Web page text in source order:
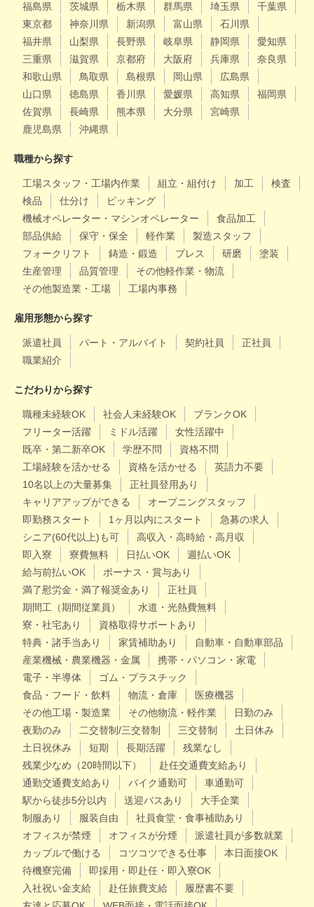
福島県
茨城県 栃木県 群馬県 埼玉県
千葉県
東京都
神奈川県 新潟県 富山県
石川県
福井県
山梨県 長野県 岐阜県 静岡県
愛知県
三重県
滋賀県 京都府 大阪府 兵庫県
奈良県
和歌山県
鳥取県 島根県 岡山県
広島県
山口県
徳島県 香川県 愛媛県 高知県
福岡県
佐賀県
長崎県 熊本県 大分県
宮崎県
鹿児島県
沖縄県
職種から探す
工場スタッフ・工場内作業 組立・組付け 加工
検査
検品
仕分け
ピッキング
機械オペレーター・マシンオペレーター
食品加工
部品供給
保守・保全 軽作業
製造スタッフ
フォークリフト
鋳造・鍛造 プレス 研磨
塗装
生産管理
品質管理
その他軽作業・物流
その他製造業・工場
工場内事務
雇用形態から探す
派遣社員 パート・アルバイト 契約社員
正社員
職業紹介
こだわりから探す
職種未経験OK 社会人未経験OK
ブランクOK
フリーター活躍
ミドル活躍
女性活躍中
既卒・第二新卒OK
学歴不問
資格不問
工場経験を活かせる
資格を活かせる
英語力不要
10名以上の大量募集
正社員登用あり
キャリアアップができる
オープニングスタッフ
即勤務スタート
1ヶ月以内にスタート
急募の求人
シニア(60代以上)も可
高収入・高時給・高月収
即入寮
寮費無料 日払いOK
週払いOK
給与前払いOK
ボーナス・賞与あり
満了慰労金・満了報奨金あり
正社員
期間工（期間従業員）
水道・光熱費無料
寮・社宅あり
資格取得サポートあり
特典・諸手当あり
家賃補助あり
自動車・自動車部品
産業機械・農業機器・金属
携帯・パソコン・家電
電子・半導体
ゴム・プラスチック
食品・フード・飲料
物流・倉庫
医療機器
その他工場・製造業
その他物流・軽作業
日勤のみ
夜勤のみ
二交替制/三交替制 三交替制
土日休み
土日祝休み
短期 長期活躍
残業なし
残業少なめ（20時間以下）
赴任交通費支給あり
通勤交通費支給あり
バイク通勤可
車通勤可
駅から徒歩5分以内
送迎バスあり
大手企業
制服あり
服装自由
社員食堂・食事補助あり
オフィスが禁煙
オフィスが分煙
派遣社員が多数就業
カップルで働ける
コツコツできる仕事
本日面接OK
待機寮完備
即採用・即赴任・即入寮OK
入社祝い金支給
赴任旅費支給
履歴書不要